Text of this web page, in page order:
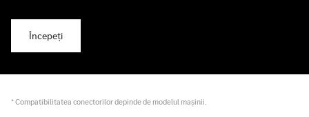
Începeți
* Compatibilitatea conectorilor depinde de modelul mașinii.